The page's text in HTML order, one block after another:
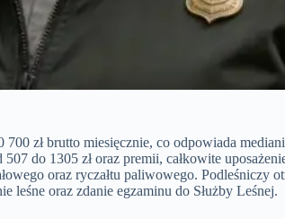
zł brutto miesięcznie, co odpowiada
do 1305 zł oraz premii, całkowite
oraz ryczałtu paliwowego.
leśne oraz zdanie egzaminu do Służby Leśnej.